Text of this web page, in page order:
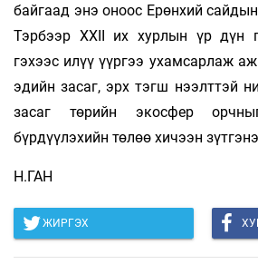
байгаад энэ оноос Ерөнхий
Тэрбээр XXII их хурлын үр дүн
гэхээс илүү үүргээ ухамсарлаж
эдийн засаг, эрх тэгш нээлттэй
засаг төрийн экосфер
бүрдүүлэхийн төлөө хичээн
Н.ГАН
ЖИРГЭХ